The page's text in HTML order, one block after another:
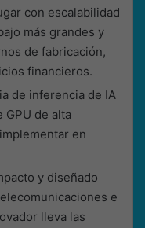
con escalabilidad
más grandes y
de fabricación,
financieros.
de inferencia de IA
GPU de alta
en
y diseñado
e
lleva las